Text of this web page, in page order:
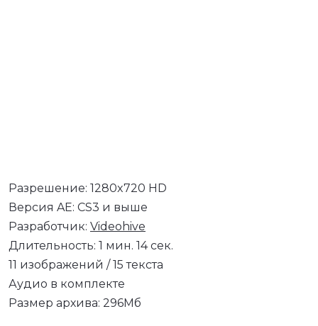
Разрешение: 1280x720 HD
Версия AE: CS3 и выше
Разработчик: Videohive
Длительность: 1 мин. 14 сек.
11 изображений / 15 текста
Аудио в комплекте
Размер архива: 296Мб